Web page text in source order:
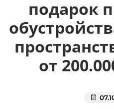
подарок
от